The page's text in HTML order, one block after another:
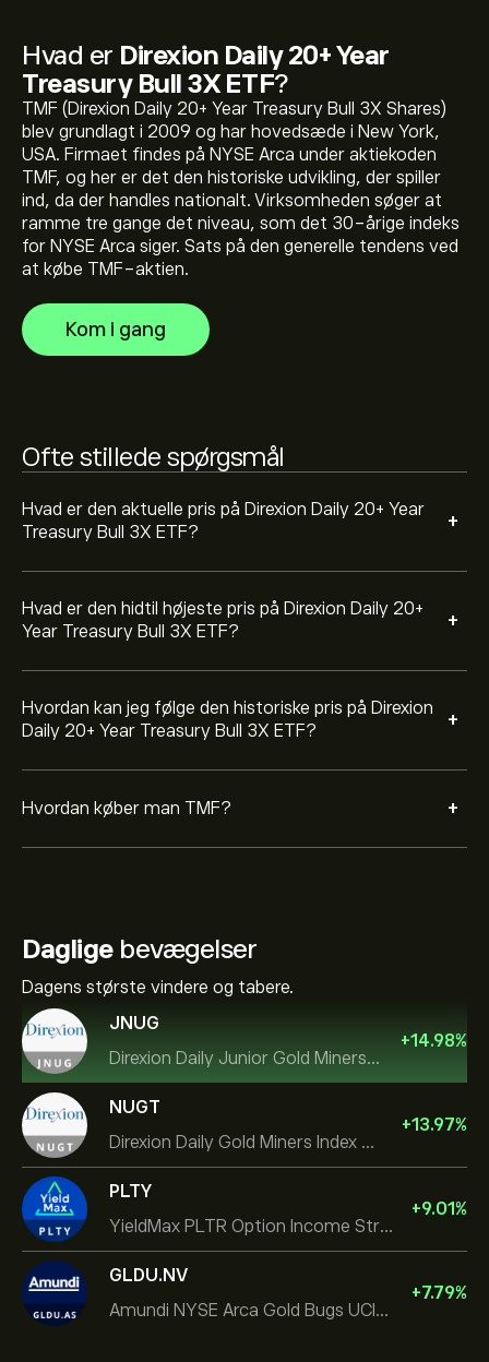
Hvad er Direxion Daily 20+ Year
Treasury Bull 3X ETF?
TMF (Direxion Daily 20+ Year Treasury Bull 3X Shares)
blev grundlagt i 2009 og har hovedsæde i New York,
USA. Firmaet findes på NYSE Arca under aktiekoden
TMF, og her er det den historiske udvikling, der spiller
ind, da der handles nationalt. Virksomheden søger at
ramme tre gange det niveau, som det 30-årige indeks
for NYSE Arca siger. Sats på den generelle tendens ved
at købe TMF-aktien.
Kom i gang
Ofte stillede spørgsmål
Hvad er den aktuelle pris på Direxion Daily 20+ Year
Treasury Bull 3X ETF?
+
Den aktuelle pris på TMF er 31.43‎$‎ USD
Hvad er den hidtil højeste pris på Direxion Daily 20+
Year Treasury Bull 3X ETF?
+
Direxion Daily 20+ Year Treasury Bull 3X ETFs hidtil
højeste værdi er 384.30‎$‎ USD
Hvordan kan jeg følge den historiske pris på Direxion
Daily 20+ Year Treasury Bull 3X ETF?
+
Vælg tidsrammen "1D" eller "1U" på eToro-diagrammet,
Direxion Daily 20+ Year Treasury Bull 3X ETF. Prisen på
Direxion Daily 20+ Year Treasury Bull 3X ETF har
varieret mellem -6.69‎$‎ i løbet af det sidste år.
Hvordan køber man TMF? +
For at købe TMF skal du besøge siden "Direxion Daily
Bull 3X ETF, du vil købe. Du kan også afgive en ordre,
der køber TMF til en bestemt pris i fremtiden.
Dagligebevægelser
Dagens største vindere og tabere.
JNUG
Direxion Daily Junior Gold Miners Index Bull 2X ETF
+14.98%
NUGT
Direxion Daily Gold Miners Index Bull 2X ETF
+13.97%
PLTY
YieldMax PLTR Option Income Strategy ETF
+9.01%
GLDU.NV
Amundi NYSE Arca Gold Bugs UCITS ETF Dist
+7.79%